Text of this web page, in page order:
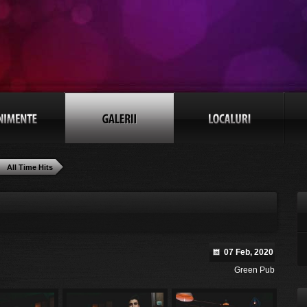
All Time Hits
07 Feb, 2020
Green Pub